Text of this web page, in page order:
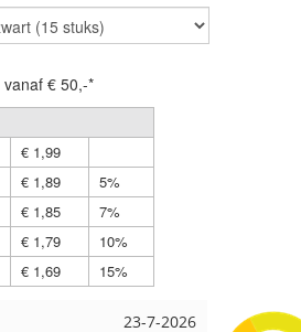
vanaf € 50,-*
€ 1,99
€ 1,89
5%
€ 1,85
7%
€ 1,79
10%
€ 1,69 15%
17-7-2026 Loes uit